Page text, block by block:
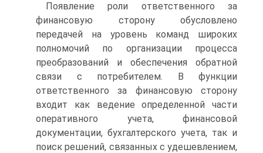
Появление роли ответственного за
финансовую сторону обусловлено
передачей на уровень команд широких
полномочий по организации процесса
преобразований и обеспечения обратной
связи с потребителем. В функции
ответственного за финансовую сторону
входит как ведение определенной части
оперативного учета, финансовой
документации, бухгалтерского учета, так и
поиск решений, связанных с удешевлением,